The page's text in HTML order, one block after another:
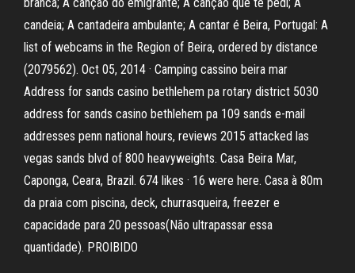
candeia; A cantadeira ambulante; A cantar é Beira, Portugal: A
list of webcams in the Region of Beira, ordered by distance
(2079562). Oct 05, 2014 · Camping cassino beira mar
Address for sands casino bethlehem pa rotary district 5030
address for sands casino bethlehem pa 109 sands e-mail
addresses penn national hours, reviews 2015 attacked las
vegas sands blvd of 800 heavyweights. Casa Beira Mar,
Caponga, Ceara, Brazil. 674 likes · 16 were here. Casa à 80m
da praia com piscina, deck, churrasqueira, freezer e
capacidade para 20 pessoas(Não ultrapassar essa
quantidade). PROIBIDO